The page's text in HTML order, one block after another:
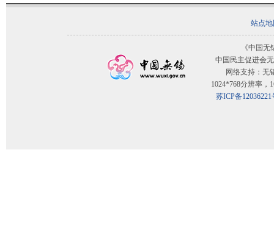
站点
《中国
中国民主促进会
网络支持：无
1024*768分辨率，
苏ICP备12036221